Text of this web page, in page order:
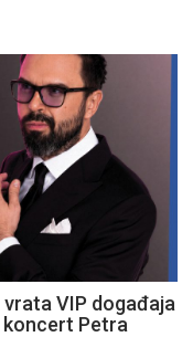
VIP događaja
koncert Petra